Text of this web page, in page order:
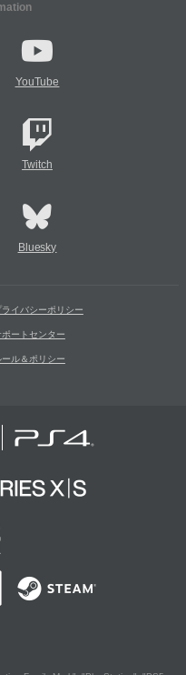
YouTube
Twitch
Bluesky
ライバシーポリシー
ポートセンター
ール＆ポリシー